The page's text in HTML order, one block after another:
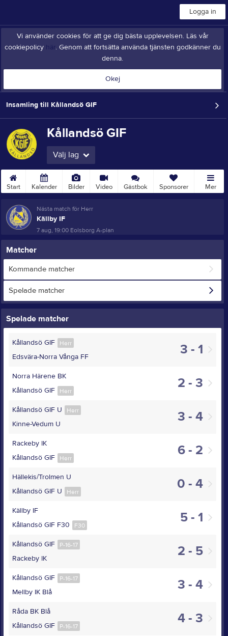
Logga in
Vi använder cookies för att ge dig bästa upplevelsen. Läs vår
cookiepolicy här. Genom att fortsätta använda tjänsten godkänner du
denna.
Okej
Insamling till Kållandsö GIF
Kållandsö GIF
Välj lag
Start Kalender Bilder Video Gästbok Sponsorer Mer
Nästa match för Herr
Källby IF
7 aug, 19:00 Eolsborg A-plan
Matcher
Kommande matcher
Spelade matcher
Spelade matcher
3 - 1
Herr
Kållandsö GIF
Edsvära-Norra Vånga FF
2 - 3
Norra Härene BK
Herr
Kållandsö GIF
3 - 4
Herr
Kållandsö GIF U
Kinne-Vedum U
6 - 2
Rackeby IK
Herr
Kållandsö GIF
0 - 4
Hällekis/Trolmen U
Herr
Kållandsö GIF U
5 - 1
Källby IF
F30
Kållandsö GIF F30
2 - 5
P-16-17
Kållandsö GIF
Rackeby IK
3 - 4
P-16-17
Kållandsö GIF
Mellby IK Blå
4 - 3
Råda BK Blå
P-16-17
Kållandsö GIF